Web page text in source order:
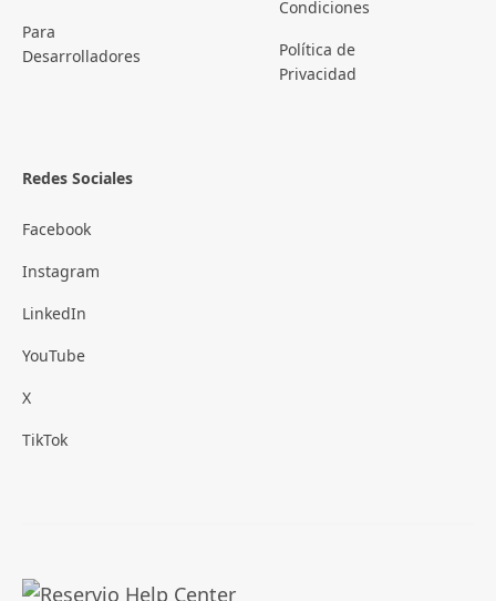
Para
Desarrolladores
Condiciones
Política de
Privacidad
Redes Sociales
Facebook
Instagram
LinkedIn
YouTube
X
TikTok